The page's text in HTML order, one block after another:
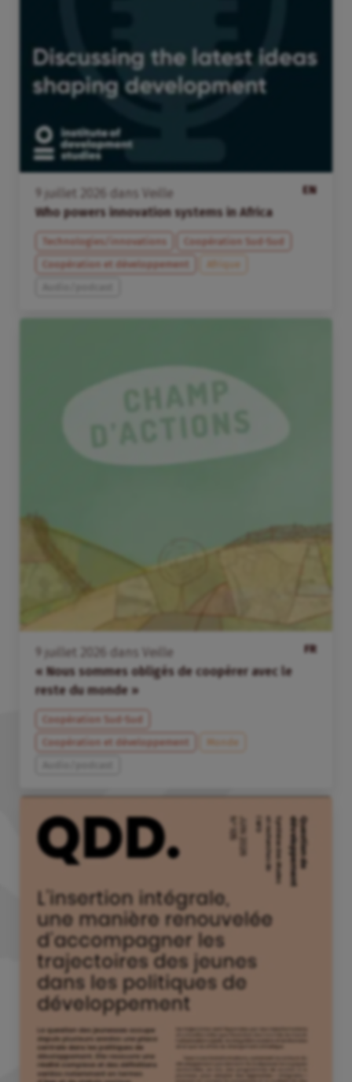
EN
juillet dans
Veille
Who powers innovation systems in Africa
Technologies/innovations
Coopération Sud-Sud
Coopération et développement
Afrique
FR
juillet dans
Veille
« Nous sommes obligés de coopérer avec le
reste du monde »
Coopération Sud-Sud
Coopération et développement
Monde